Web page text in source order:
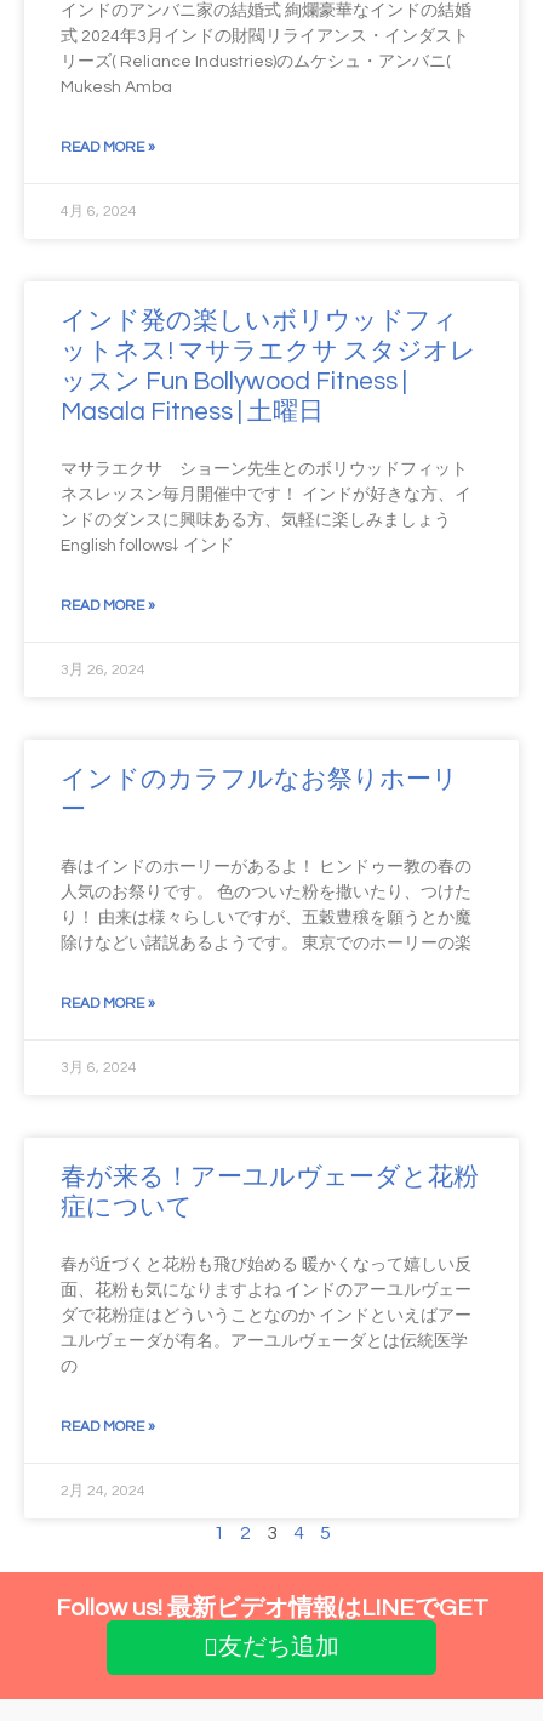
インドのアンバニ家の結婚式 絢爛豪華なインドの結婚
式 2024年3月インドの財閥リライアンス・インダスト
リーズ( Reliance Industries)のムケシュ・アンバニ(
Mukesh Amba
READ MORE »
4月 6, 2024
インド発の楽しいボリウッドフィ
ットネス! マサラエクサ スタジオレ
ッスン Fun Bollywood Fitness |
Masala Fitness | 土曜日
マサラエクサ ショーン先生とのボリウッドフィット
ネスレッスン毎月開催中です！ インドが好きな方、イ
ンドのダンスに興味ある方、気軽に楽しみましょう
English follows↓ インド
READ MORE »
3月 26, 2024
インドのカラフルなお祭りホーリ
ー
春はインドのホーリーがあるよ！ ヒンドゥー教の春の
人気のお祭りです。 色のついた粉を撒いたり、つけた
り！ 由来は様々らしいですが、五穀豊穣を願うとか魔
除けなどい諸説あるようです。 東京でのホーリーの楽
READ MORE »
3月 6, 2024
春が来る！アーユルヴェーダと花粉
症について
春が近づくと花粉も飛び始める 暖かくなって嬉しい反
面、花粉も気になりますよね インドのアーユルヴェー
ダで花粉症はどういうことなのか インドといえばアー
ユルヴェーダが有名。アーユルヴェーダとは伝統医学
の
READ MORE »
2月 24, 2024
1 2 3 4 5
友だち追加
Follow us! 最新ビデオ情報はLINEでGET